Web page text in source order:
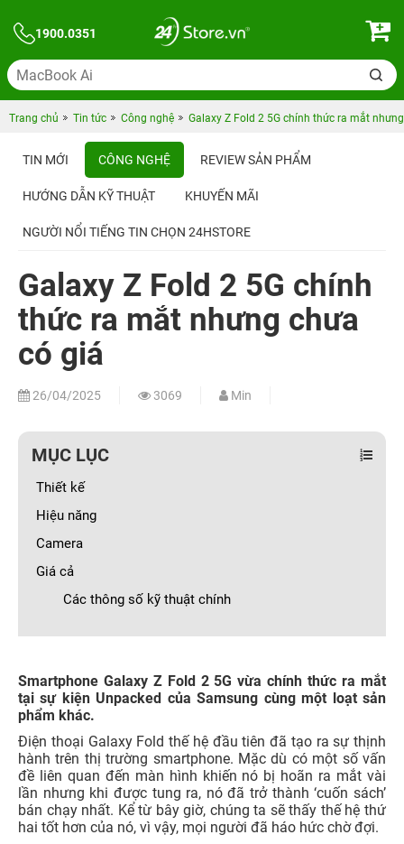
1900.0351
Trang chủ Tin tức Công nghệ Galaxy Z Fold 2 5G chính thức ra mắt
TIN MỚI CÔNG NGHỆ REVIEW SẢN PHẨM
HƯỚNG DẪN KỸ THUẬT KHUYẾN MÃI
NGƯỜI NỔI TIẾNG TIN CHỌN 24HSTORE
Galaxy Z Fold 2 5G chính
thức ra mắt nhưng chưa
có giá
26/04/2025 3069 Min
MỤC LỤC
Thiết kế
Hiệu năng
Camera
Giá cả
Các thông số kỹ thuật chính
Smartphone Galaxy Z Fold 2 5G vừa chính thức ra mắt
tại sự kiện Unpacked của Samsung cùng một loạt sản
phẩm khác.
Điện thoại Galaxy Fold thế hệ đầu tiên đã tạo ra sự thịnh
hành trên thị trường smartphone. Mặc dù có một số vấn
đề liên quan đến màn hình khiến nó bị hoãn ra mắt vài
lần nhưng khi được tung ra, nó đã trở thành ‘cuốn sách’
bán chạy nhất. Kể từ bây giờ, chúng ta sẽ thấy thế hệ thứ
hai tốt hơn của nó, vì vậy, mọi người đã háo hức chờ đợi.